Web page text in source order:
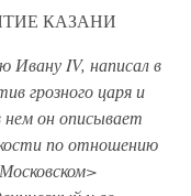
КАЗАНИ
Ивану IV, написал в
грозного царя и
он описывает
по отношению